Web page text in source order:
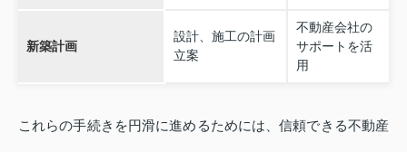
新築計画
設計、施工の計画
立案
不動産会社の
サポートを活
用
これらの手続きを円滑に進めるためには、信頼できる不動産